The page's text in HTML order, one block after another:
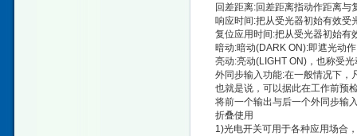
回差距离:回差距离指动作距离
响应时间:把从受光器初始有效受
复位应用时间:把从受光器初始有
暗动:暗动(DARK ON):即遮光动
亮动:亮动(LIGHT ON)，也称受
外同步输入功能:在一般情况下，
也就是说，可以据此在工作前预
将前一个输出与后一个外同步输
折叠使用
1)光电开关可用于各种应用场合